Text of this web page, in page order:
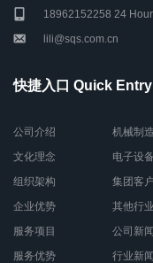
18962152258 24
lili@sqs.com.cn
快捷入口 Quick Entry
公司介绍
文化理念
组织架构
企业优势
服务项目
服务优势
机械制造
电子设备
集团客户
其他行业
公司新闻
行业新闻